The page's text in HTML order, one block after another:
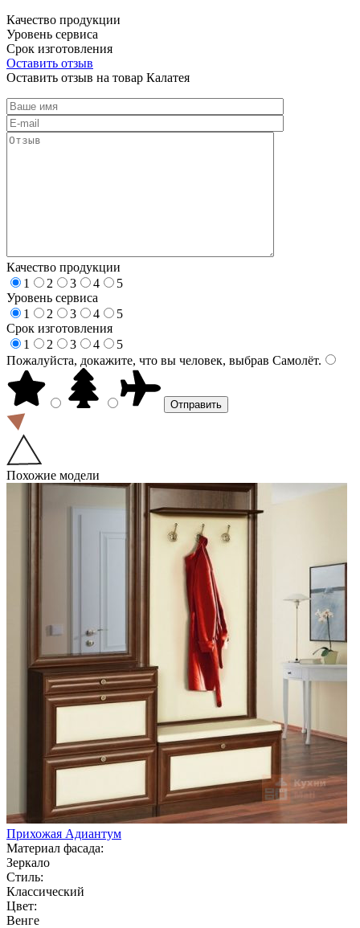
Качество продукции
Уровень сервиса
Срок изготовления
Оставить отзыв
Оставить отзыв на товар Калатея
Качество продукции
1
2 3 4
5
Уровень сервиса
1
2 3 4
5
Срок изготовления
1
2 3 4
5
Пожалуйста, докажите, что вы человек, выбрав Самолёт.
Похожие модели
Прихожая Адиантум
Материал фасада:
Зеркало
Стиль:
Классический
Цвет:
Венге